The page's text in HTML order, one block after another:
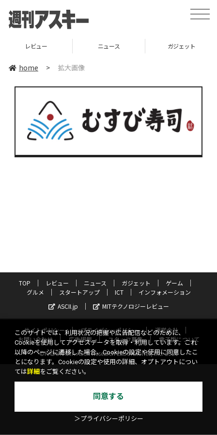
toggle
レビュー ニュース ガジェット
home > 拡大画像
TOP レビュー ニュース ガジェット
ゲーム
グルメ
スタートアップ ICT
インフォメーション
ASCII.jp
MITテクノロジーレビュー
サイトポリシー プライバシーポリシー
運営会社
お問い合わせ
広告掲載 スタッフ募集
電子版について
©KADOKAWA ASCII Research Laboratories, Inc. 2026
このサイトでは、利用状況の把握や広告配信などのために、
Cookieを使用してアクセスデータを取得・利用しています。これ
以降のページに遷移した場合、Cookieの設定や使用に同意したこ
とになります。Cookieの設定や使用の詳細、オプトアウトについ
ては詳細 をご覧ください。
同意する
＞プライバシーポリシー